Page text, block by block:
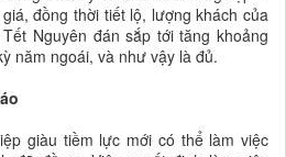
đồng thời tiết lộ, lượng khách của
Nguyên đán sắp tới tăng khoảng
năm ngoái, và như vậy là đủ.
giàu tiềm lực mới có thể làm việc